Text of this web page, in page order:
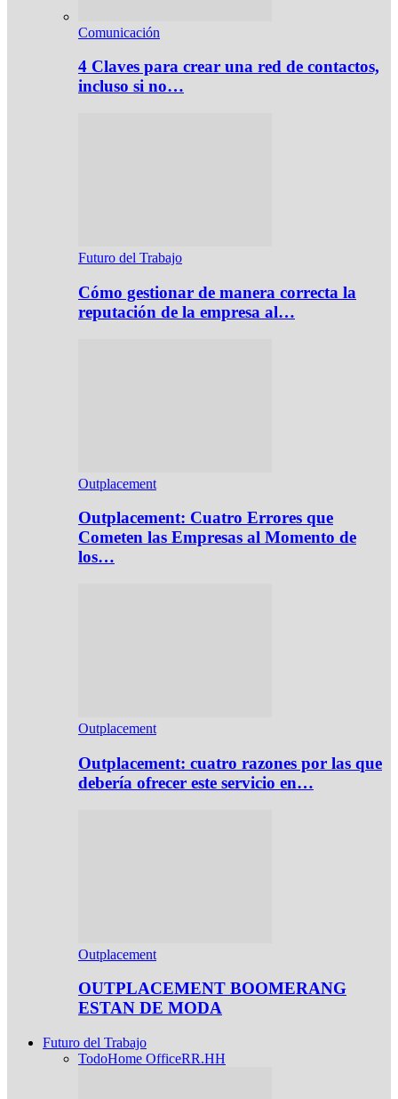
Comunicación
4 Claves para crear una red de contactos,
incluso si no…
Futuro del Trabajo
Cómo gestionar de manera correcta la
reputación de la empresa al…
Outplacement
Outplacement: Cuatro Errores que
Cometen las Empresas al Momento de
los…
Outplacement
Outplacement: cuatro razones por las que
debería ofrecer este servicio en…
Outplacement
OUTPLACEMENT BOOMERANG
ESTAN DE MODA
Futuro del Trabajo
TodoHome OfficeRR.HH